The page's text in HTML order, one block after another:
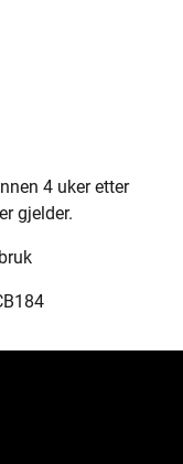
4 uker etter
gjelder.